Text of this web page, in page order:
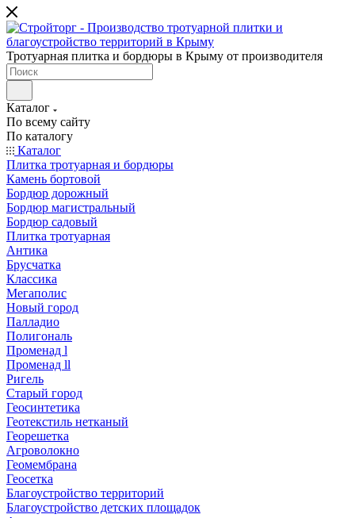
Тротуарная плитка и бордюры в Крыму от производителя
Каталог
По всему сайту
По каталогу
Каталог
Плитка тротуарная и бордюры
Камень бортовой
Бордюр дорожный
Бордюр магистральный
Бордюр садовый
Плитка тротуарная
Антика
Брусчатка
Классика
Мегаполис
Новый город
Палладио
Полигональ
Променад l
Променад ll
Ригель
Старый город
Геосинтетика
Геотекстиль нетканый
Георешетка
Агроволокно
Геомембрана
Геосетка
Благоустройство территорий
Благоустройство детских площадок